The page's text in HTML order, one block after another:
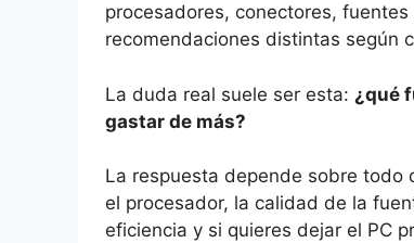
procesadores, conectores, fuentes
recomendaciones distintas según
La duda real suele ser esta: ¿qué
gastar de más?
La respuesta depende sobre todo
el procesador, la calidad de la
eficiencia y si quieres dejar el PC